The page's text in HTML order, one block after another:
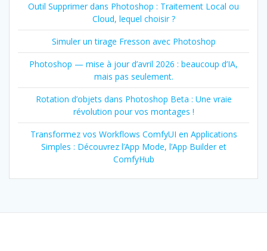
Outil Supprimer dans Photoshop : Traitement Local ou
Cloud, lequel choisir ?
Simuler un tirage Fresson avec Photoshop
Photoshop — mise à jour d’avril 2026 : beaucoup d’IA,
mais pas seulement.
Rotation d’objets dans Photoshop Beta : Une vraie
révolution pour vos montages !
Transformez vos Workflows ComfyUI en Applications
Simples : Découvrez l’App Mode, l’App Builder et
ComfyHub